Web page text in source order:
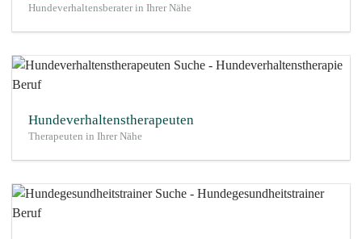
Hundeverhaltensberater in Ihrer Nähe
Hundeverhaltenstherapeuten
Therapeuten in Ihrer Nähe